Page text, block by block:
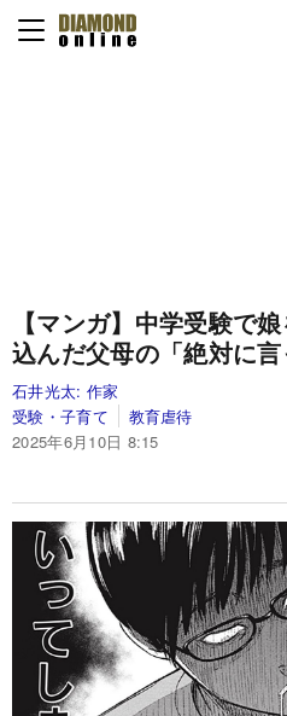
【マンガ】中学受験で
込んだ父母の「絶対に言
石井光太: 作家
受験・子育て
教育虐待
2025年6月10日 8:15